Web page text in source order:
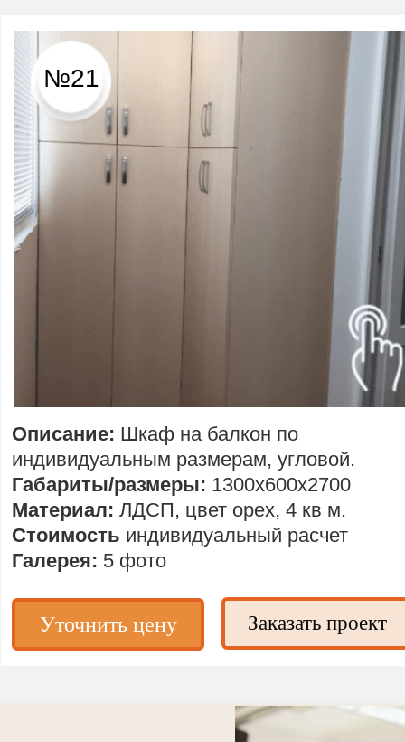
Заказать проект
№21
Уточнить цену
Описание: Шкаф на балкон по
индивидуальным размерам, угловой.
Габариты/размеры: 1300х600х2700
Материал: ЛДСП, цвет орех, 4 кв м.
Стоимость индивидуальный расчет
Галерея: 5 фото